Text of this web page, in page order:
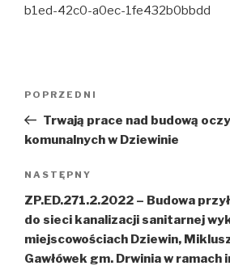
b1ed-42c0-a0ec-1fe432b0bbdd
Poprzedni
wpis
POPRZEDNI
Trwają prace nad budową
komunalnych w Dziewinie
Następny
wpis
NASTĘPNY
ZP.ED.271.2.2022 – Budowa
do sieci kanalizacji sanitarnej
miejscowościach Dziewin,
Gawłówek gm. Drwinia w ramach